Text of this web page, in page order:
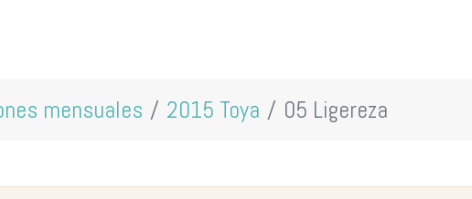
mensuales 2015 Toya 05 Ligereza